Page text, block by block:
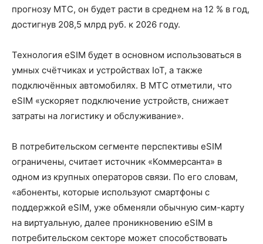
прогнозу МТС, он будет расти в среднем на 12 % в год,
достигнув 208,5 млрд руб. к 2026 году.
Технология eSIM будет в основном использоваться в
умных счётчиках и устройствах IoT, а также
подключённых автомобилях. В МТС отметили, что
eSIM «ускоряет подключение устройств, снижает
затраты на логистику и обслуживание».
В потребительском сегменте перспективы eSIM
ограничены, считает источник «Коммерсанта» в
одном из крупных операторов связи. По его словам,
«абоненты, которые используют смартфоны с
поддержкой eSIM, уже обменяли обычную сим-карту
на виртуальную, далее проникновению eSIM в
потребительском секторе может способствовать